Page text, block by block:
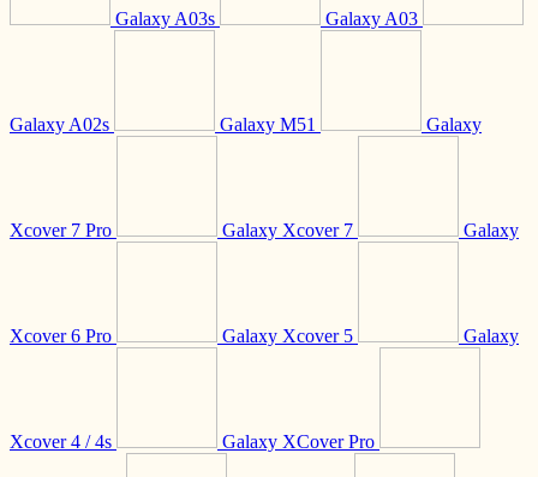
Galaxy A03s Galaxy A03
Galaxy A02s Galaxy M51 Galaxy
Xcover 7 Pro Galaxy Xcover 7 Galaxy
Xcover 6 Pro Galaxy Xcover 5 Galaxy
Xcover 4 / 4s Galaxy XCover Pro